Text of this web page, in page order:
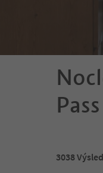
Pass
3038